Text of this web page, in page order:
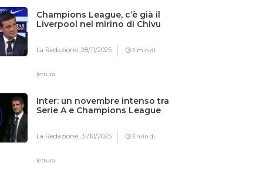
Champions League, c’è già il
Liverpool nel mirino di Chivu
La Redazione,28/11/2025 2 min di
lettura
Inter: un novembre intenso tra
Serie A e Champions League
La Redazione,31/10/2025 3 min di
lettura